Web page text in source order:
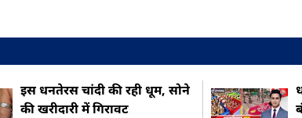
इस धनतेरस चांदी की रही धूम, सोने
की खरीदारी में गिरावट